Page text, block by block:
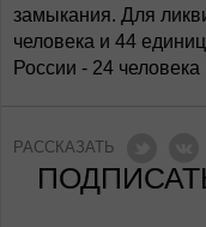
замыкания. Для
человека и 44
России - 24
РАССКАЗАТЬ